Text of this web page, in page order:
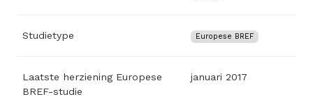
Studietype Europese BREF
Laatste herziening Europese
BREF-studie
januari 2017